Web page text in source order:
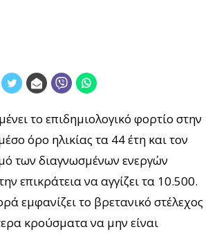
το επιδημιολογικό φορτίο στην
όρο ηλικίας τα 44 έτη και τον
των διαγνωσμένων ενεργών
επικράτεια να αγγίζει τα 10.500.
εμφανίζει το βρετανικό στέλεχος
κρούσματα να μην είναι